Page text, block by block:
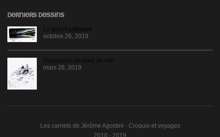
DERNIERS DESSINS
Le pont Faidherbe
octobre 26, 2019
Discussion de bord de mer
mars 26, 2019
Les carnets de Jérôme Agostini - Croquis et voyages
2010 - 2019